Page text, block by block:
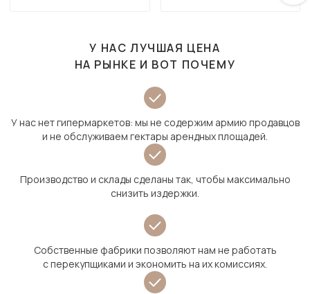
У НАС ЛУЧШАЯ ЦЕНА
НА РЫНКЕ И ВОТ ПОЧЕМУ
У нас нет гипермаркетов: мы не содержим армию продавцов
и не обслуживаем гектары арендных площадей.
Производство и склады сделаны так, чтобы максимально
снизить издержки.
Собственные фабрики позволяют нам не работать
с перекупщиками и экономить на их комиссиях.